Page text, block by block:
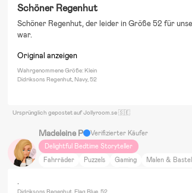
Schöner Regenhut
Schöner Regenhut, der leider in Größe 52 für
war.
Original anzeigen
Wahrgenommene Größe: Klein
Didriksons Regenhut, Navy, 52
Ursprünglich gepostet auf Jollyroom.se 🇸🇪
Madeleine P
Verifizierter Käufer
Delightful Bedtime Storyteller
Fahrräder
Puzzels Gaming Malen &
.
Didriksons Regenhut, Flag Blue, 52